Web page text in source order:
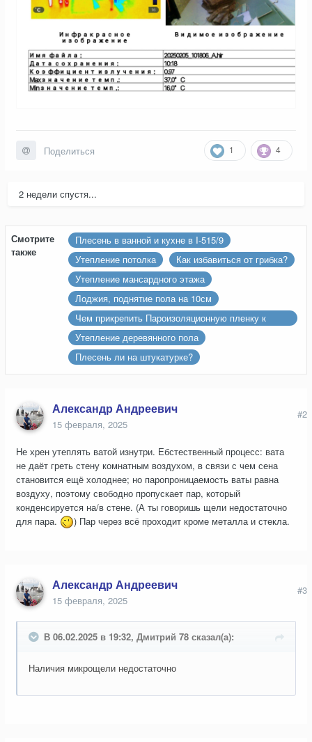
1 4
Поделиться
2 недели спустя...
Смотрите
также
Плесень в ванной и кухне в I-515/9
Утепление потолка
Как избавиться от грибка?
Утепление мансардного этажа
Лоджия, поднятие пола на 10см
Чем прикрепить Пароизоляционную пленку к
металопрофилю
Утепление деревянного пола
Плесень ли на штукатурке?
Александр Андреевич
15 февраля, 2025
#2
Не хрен утеплять ватой изнутри. Ебстественный процесс: вата
не даёт греть стену комнатным воздухом, в связи с чем сена
становится ещё холоднее; но паропроницаемость ваты равна
воздуху, поэтому свободно пропускает пар, который
конденсируется на/в стене. (А ты говоришь щели недостаточно
для пара.
) Пар через всё проходит кроме металла и стекла.
Александр Андреевич
15 февраля, 2025
#3
В 06.02.2025 в 19:32, Дмитрий 78 сказал(а):
Наличия микрощели недостаточно